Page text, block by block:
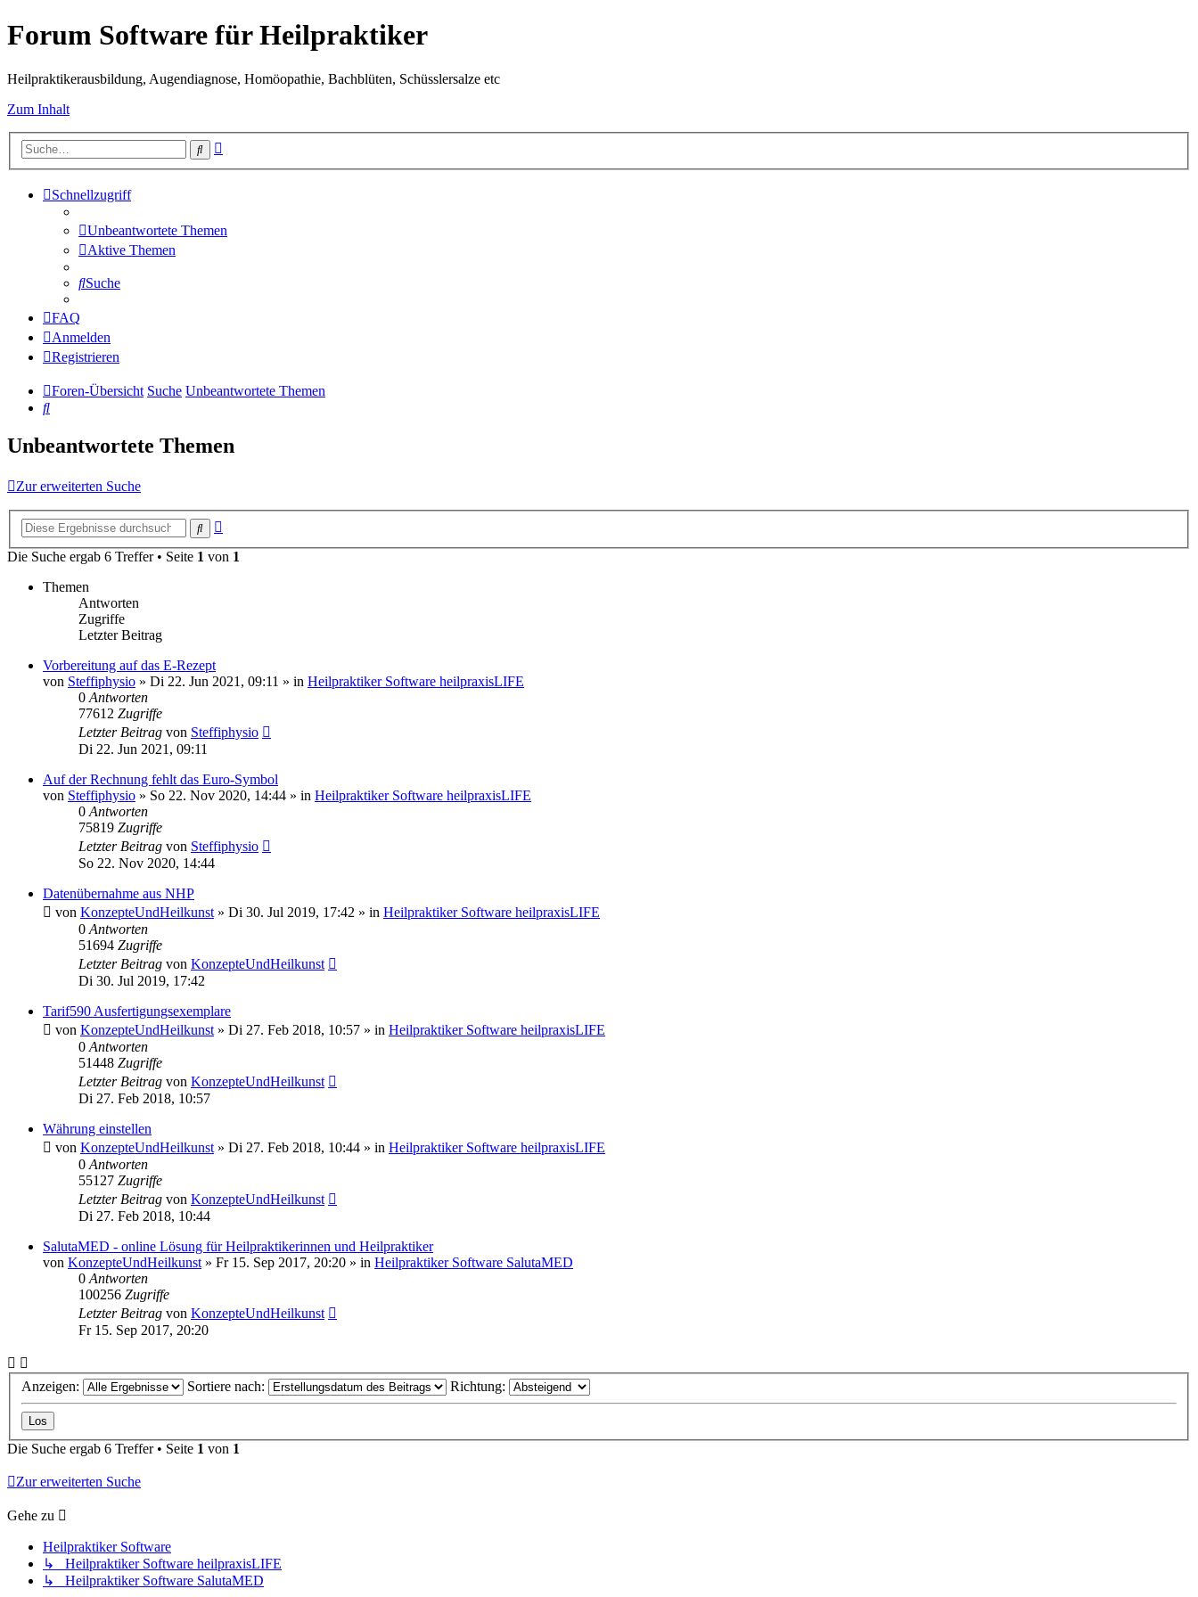
Forum Software für Heilpraktiker
Heilpraktikerausbildung, Augendiagnose, Homöopathie, Bachblüten, Schüsslersalze etc
Zum Inhalt
Suche
Schnellzugriff
Unbeantwortete Themen
Aktive Themen
Suche
FAQ
Anmelden
Registrieren
Foren-Übersicht Suche Unbeantwortete Themen
Suche
Unbeantwortete Themen
Zur erweiterten Suche
Suche
Die Suche ergab 6 Treffer • Seite 1 von 1
Themen
Antworten
Zugriffe
Letzter Beitrag
Vorbereitung auf das E-Rezept
von Steffiphysio » Di 22. Jun 2021, 09:11 » in Heilpraktiker Software heilpraxisLIFE
0 Antworten
77612 Zugriffe
Letzter Beitrag von Steffiphysio
Di 22. Jun 2021, 09:11
Auf der Rechnung fehlt das Euro-Symbol
von Steffiphysio » So 22. Nov 2020, 14:44 » in Heilpraktiker Software heilpraxisLIFE
0 Antworten
75819 Zugriffe
Letzter Beitrag von Steffiphysio
So 22. Nov 2020, 14:44
Datenübernahme aus NHP
von KonzepteUndHeilkunst » Di 30. Jul 2019, 17:42 » in Heilpraktiker Software heilpraxisLIFE
0 Antworten
51694 Zugriffe
Letzter Beitrag von KonzepteUndHeilkunst
Di 30. Jul 2019, 17:42
Tarif590 Ausfertigungsexemplare
von KonzepteUndHeilkunst » Di 27. Feb 2018, 10:57 » in Heilpraktiker Software heilpraxisLIFE
0 Antworten
51448 Zugriffe
Letzter Beitrag von KonzepteUndHeilkunst
Di 27. Feb 2018, 10:57
Währung einstellen
von KonzepteUndHeilkunst » Di 27. Feb 2018, 10:44 » in Heilpraktiker Software heilpraxisLIFE
0 Antworten
55127 Zugriffe
Letzter Beitrag von KonzepteUndHeilkunst
Di 27. Feb 2018, 10:44
SalutaMED - online Lösung für Heilpraktikerinnen und Heilpraktiker
von KonzepteUndHeilkunst » Fr 15. Sep 2017, 20:20 » in Heilpraktiker Software SalutaMED
0 Antworten
100256 Zugriffe
Letzter Beitrag von KonzepteUndHeilkunst
Fr 15. Sep 2017, 20:20
Anzeigen: Sortiere nach: Richtung:
Die Suche ergab 6 Treffer • Seite 1 von 1
Zur erweiterten Suche
Gehe zu
Heilpraktiker Software
↳ Heilpraktiker Software heilpraxisLIFE
↳ Heilpraktiker Software SalutaMED